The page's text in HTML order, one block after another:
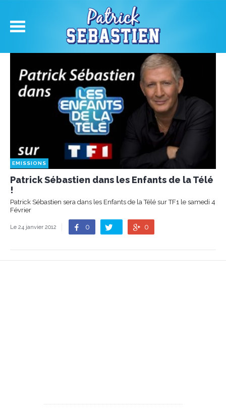
EMISSIONS
Patrick Sébastien dans les Enfants de la Télé
!
Patrick Sébastien sera dans les Enfants de la Télé sur TF1 le samedi 4
Février
Le 24 janvier 2012 0 0